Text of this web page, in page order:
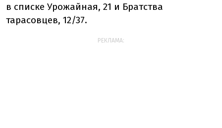
в списке Урожайная, 21 и Братства
тарасовцев, 12/37.
РЕКЛАМА: